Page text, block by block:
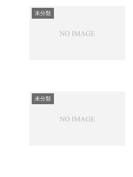
未分類
未分類